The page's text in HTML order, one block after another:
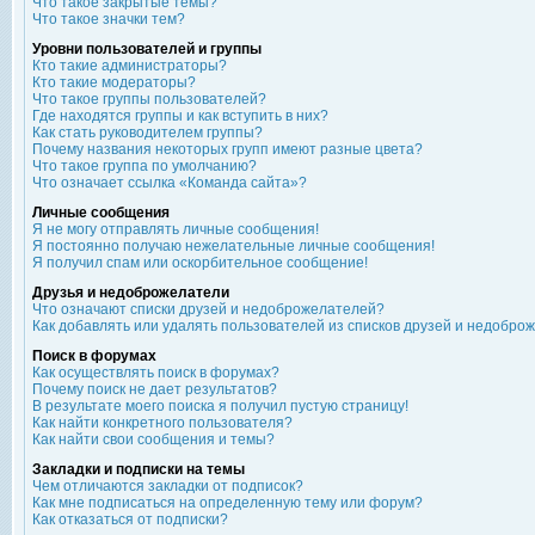
Что такое значки тем?
Уровни пользователей и группы
Кто такие администраторы?
Кто такие модераторы?
Что такое группы пользователей?
Где находятся группы и как вступить в них?
Как стать руководителем группы?
Почему названия некоторых групп имеют разные цвета?
Что такое группа по умолчанию?
Что означает ссылка «Команда сайта»?
Личные сообщения
Я не могу отправлять личные сообщения!
Я постоянно получаю нежелательные личные сообщения!
Я получил спам или оскорбительное сообщение!
Друзья и недоброжелатели
Что означают списки друзей и недоброжелателей?
Как добавлять или удалять пользователей из списков друзей и
Поиск в форумах
Как осуществлять поиск в форумах?
Почему поиск не дает результатов?
В результате моего поиска я получил пустую страницу!
Как найти конкретного пользователя?
Как найти свои сообщения и темы?
Закладки и подписки на темы
Чем отличаются закладки от подписок?
Как мне подписаться на определенную тему или форум?
Как отказаться от подписки?